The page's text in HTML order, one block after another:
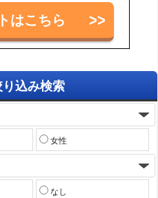
はこちら
込み検索
女性
なし